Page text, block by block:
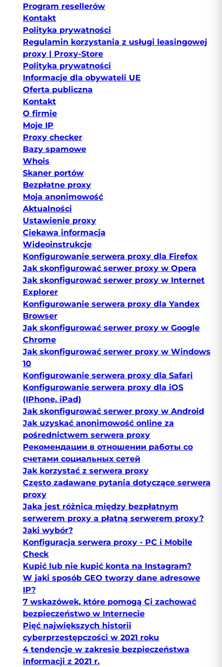
Program resellerów
Kontakt
Polityka prywatności
Regulamin korzystania z usługi leasingowej
proxy | Proxy-Store
Polityka prywatności
Informacje dla obywateli UE
Oferta publiczna
Kontakt
O firmie
Moje IP
Proxy checker
Bazy spamowe
Whois
Skaner portów
Bezpłatne proxy
Moja anonimowość
Aktualności
Ustawienie proxy
Ciekawa informacja
Wideoinstrukcje
Konfigurowanie serwera proxy dla Firefox
Jak skonfigurować serwer proxy w Opera
Jak skonfigurować serwer proxy w Internet
Explorer
Konfigurowanie serwera proxy dla Yandex
Browser
Jak skonfigurować serwer proxy w Google
Chrome
Jak skonfigurować serwer proxy w Windows
10
Konfigurowanie serwera proxy dla Safari
Konfigurowanie serwera proxy dla iOS
(IPhone, iPad)
Jak skonfigurować serwer proxy w Android
Jak uzyskać anonimowość online za
pośrednictwem serwera proxy
Рекомендации в отношении работы со
счетами социальных сетей
Jak korzystać z serwera proxy
Często zadawane pytania dotyczące serwera
proxy
Jaka jest różnica między bezpłatnym
serwerem proxy a płatną serwerem proxy?
Jaki wybór?
Konfiguracja serwera proxy - PC i Mobile
Check
Kupić lub nie kupić konta na Instagram?
W jaki sposób GEO tworzy dane adresowe
IP?
7 wskazówek, które pomogą Ci zachować
bezpieczeństwo w Internecie
Pięć największych historii
cyberprzestępczości w 2021 roku
4 tendencje w zakresie bezpieczeństwa
informacji z 2021 r.